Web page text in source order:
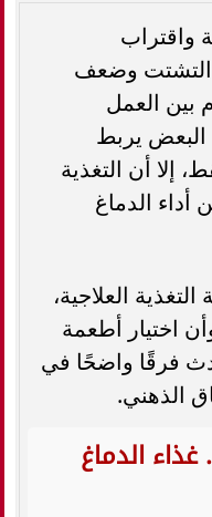
واقتراب
التشتت وضعف
بين العمل
البعض يربط
إلا أن التغذية
الدماغ
العلاجية،
اختيار أطعمة
فرقًا واضحًا في
الذهني.
الدماغ